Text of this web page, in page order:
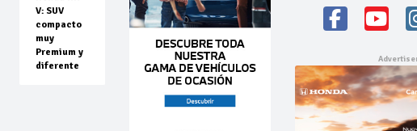
V: SUV
compacto
muy
Premium y
diferente